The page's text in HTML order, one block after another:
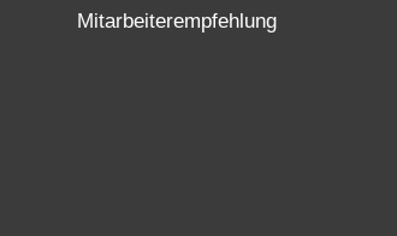
Mitarbeiterempfehlung